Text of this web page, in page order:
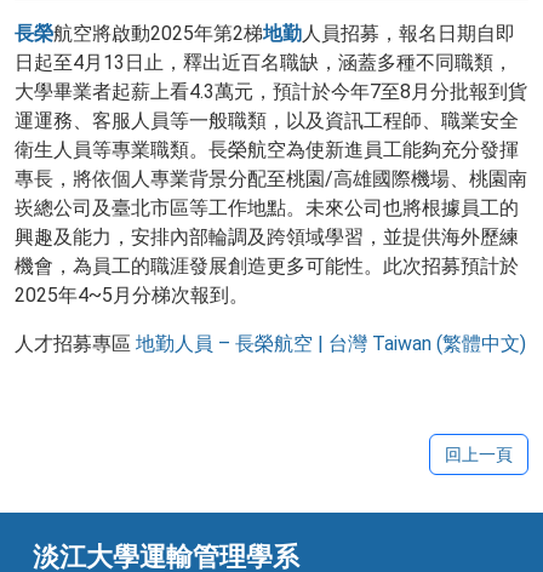
長榮航空將啟動2025年第2梯地勤人員招募，報名日期自即
日起至4月13日止，釋出近百名職缺，涵蓋多種不同職類，
大學畢業者起薪上看4.3萬元，預計於今年7至8月分批報到貨
運運務、客服人員等一般職類，以及資訊工程師、職業安全
衛生人員等專業職類。長榮航空為使新進員工能夠充分發揮
專長，將依個人專業背景分配至桃園/高雄國際機場、桃園南
崁總公司及臺北市區等工作地點。未來公司也將根據員工的
興趣及能力，安排內部輪調及跨領域學習，並提供海外歷練
機會，為員工的職涯發展創造更多可能性。此次招募預計於
2025年4~5月分梯次報到。
人才招募專區 地勤人員 – 長榮航空 | 台灣 Taiwan (繁體中文)
回上一頁
淡江大學運輸管理學系